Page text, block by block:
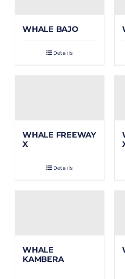
PAYMENT
WHALE BAJO
Details
WHALE FREEWAY
X
Details
WHALE
KAMBERA